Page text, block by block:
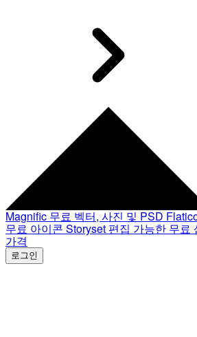
Magnific 무료 벡터, 사진 및 PSD
무료 아이콘 Storyset 편집 가능한 무료
가격
로그인